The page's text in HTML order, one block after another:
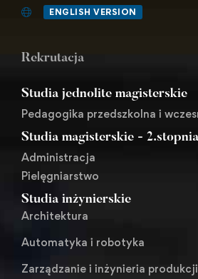
ENGLISH VERSION
Rekrutacja
Studia jednolite magisterskie
Pedagogika przedszkolna i
Studia magisterskie - 2.stopnia
Administracja
Pielęgniarstwo
Studia inżynierskie
Architektura
Automatyka i robotyka
Zarządzanie i inżynieria produkcji